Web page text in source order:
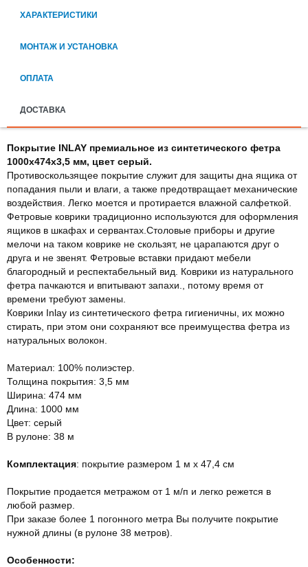
ХАРАКТЕРИСТИКИ
МОНТАЖ И УСТАНОВКА
ОПЛАТА
ДОСТАВКА
Покрытие INLAY премиальное из синтетического фетра
1000х474х3,5 мм, цвет серый.
Противоскользящее покрытие служит для защиты дна ящика от
попадания пыли и влаги, а также предотвращает механические
воздействия. Легко моется и протирается влажной салфеткой.
Фетровые коврики традиционно используются для оформления
ящиков в шкафах и сервантах.Столовые приборы и другие
мелочи на таком коврике не скользят, не царапаются друг о
друга и не звенят. Фетровые вставки придают мебели
благородный и респектабельный вид. Коврики из натурального
фетра пачкаются и впитывают запахи., потому время от
времени требуют замены.
Коврики Inlay из синтетического фетра гигиеничны, их можно
стирать, при этом они сохраняют все преимущества фетра из
натуральных волокон.
Материал: 100% полиэстер.
Толщина покрытия: 3,5 мм
Ширина: 474 мм
Длина: 1000 мм
Цвет: серый
В рулоне: 38 м
Комплектация: покрытие размером 1 м х 47,4 см
Покрытие продается метражом от 1 м/п и легко режется в
любой размер.
При заказе более 1 погонного метра Вы получите покрытие
нужной длины (в рулоне 38 метров).
Особенности: